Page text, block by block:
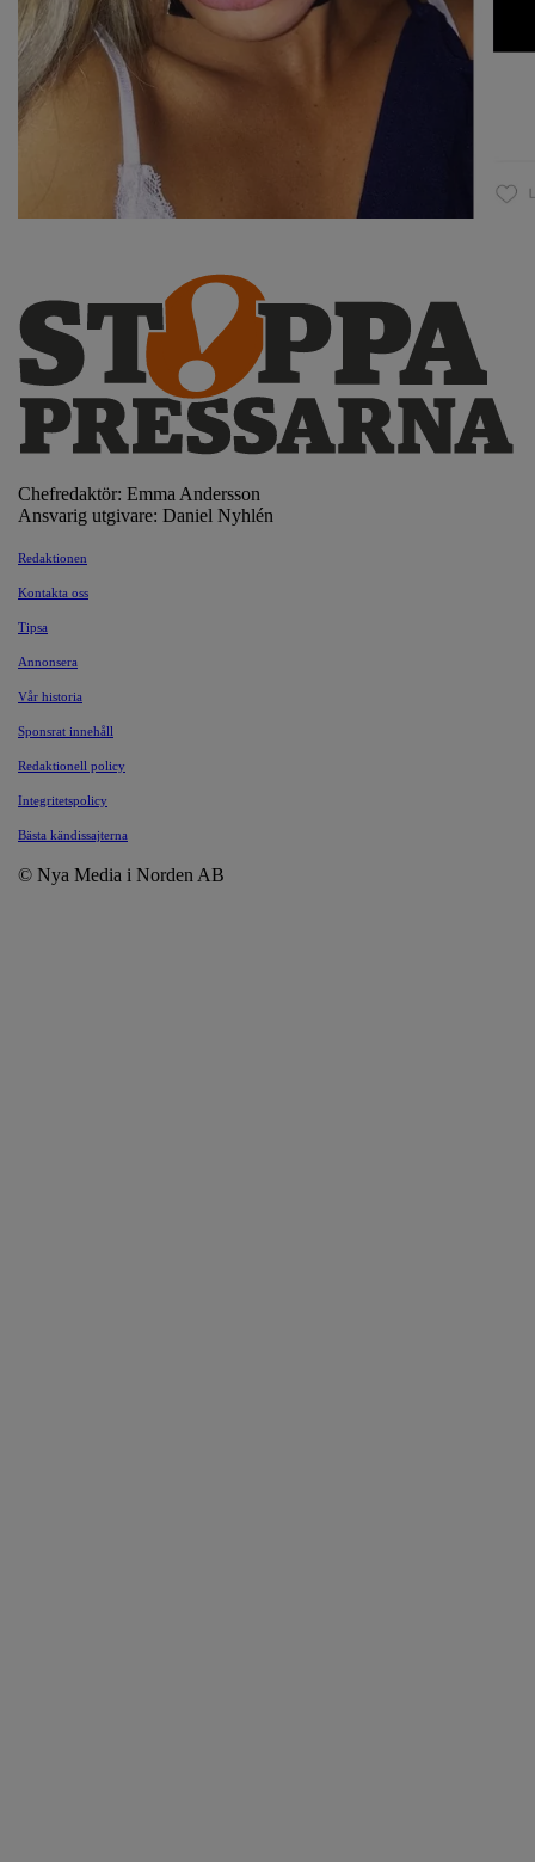
Chefredaktör: Emma Andersson
Ansvarig utgivare: Daniel Nyhlén
Redaktionen
Kontakta oss
Tipsa
Annonsera
Vår historia
Sponsrat innehåll
Redaktionell policy
Integritetspolicy
Bästa kändissajterna
© Nya Media i Norden AB